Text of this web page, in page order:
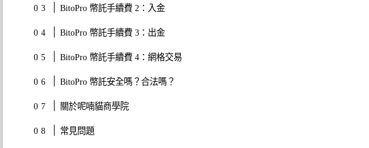
BitoPro 幣託手續費 2：入金
BitoPro 幣託手續費 3：出金
BitoPro 幣託手續費 4：網格交易
BitoPro 幣託安全嗎？合法嗎？
關於呢喃貓商學院
常見問題